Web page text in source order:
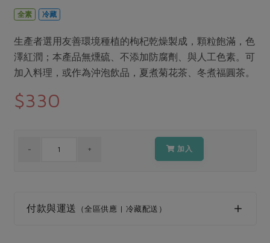
日用品
最新產品
優惠專區
養身食補
節慶大餐
高麗菜海鮮煎餅
把最好的台灣味帶回家！
綠主張月刊
典藏閱覽室
最新消息
媒體報導
下載專區
地區活動
全素 冷藏
生產者選用友善環境種植的枸杞乾燥製成，顆粒飽滿，色
澤紅潤；本產品無燻硫、不添加防腐劑、與人工色素。可
加入料理，或作為沖泡飲品，夏煮菊花茶、冬煮福圓茶。
$330
加入
付款與運送 （全區供應 | 冷藏配送）